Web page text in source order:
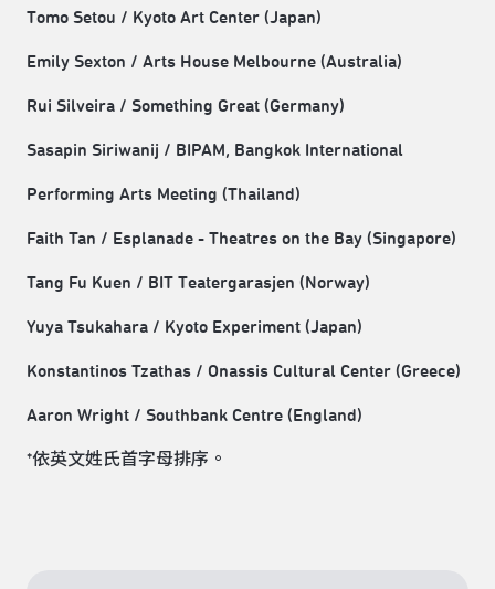
Tomo Setou / Kyoto Art Center (Japan)
Emily Sexton / Arts House Melbourne (Australia)
Rui Silveira / Something Great (Germany)
Sasapin Siriwanij / BIPAM, Bangkok International
Performing Arts Meeting (Thailand)
Faith Tan / Esplanade - Theatres on the Bay (Singapore)
Tang Fu Kuen / BIT Teatergarasjen (Norway)
Yuya Tsukahara / Kyoto Experiment (Japan)
Konstantinos Tzathas / Onassis Cultural Center (Greece)
Aaron Wright / Southbank Centre (England)
*依英文姓氏首字母排序。